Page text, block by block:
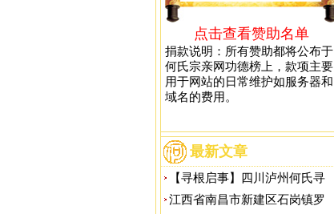
点击查看赞助名单
捐款说明：所有赞助都将公布于
何氏宗亲网功德榜上，款项主要
用于网站的日常维护如服务器和
域名的费用。
最新文章
【寻根启事】四川泸州何氏寻
江西省南昌市新建区石岗镇罗